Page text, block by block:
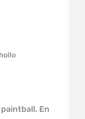
En